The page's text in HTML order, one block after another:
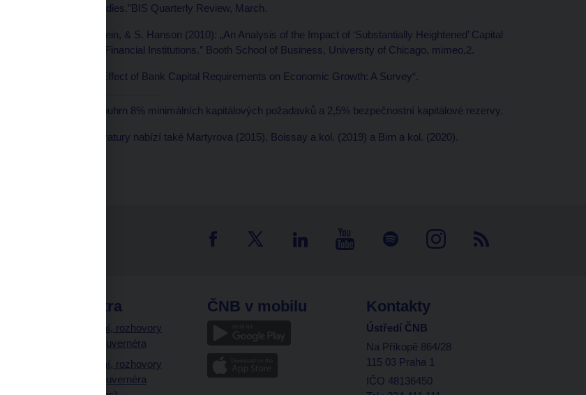
Online Repository of Studies.”BIS Quarterly Review, March.
Kashyap, A. K., J. C. Stein, & S. Hanson (2010): „An Analysis of the Impact of ‘Substantially Heightened’ Capital
Requirements on Large Financial Institutions.” Booth School of Business, University of Chicago, mimeo,2.
Martynova, N. (2015). „Effect of Bank Capital Requirements on Economic Growth: A Survey“.
10,5 % představuje souhrn 8% minimálních kapitálových požadavků a 2,5% bezpečnostní kapitálové rezervy.
Přehled relevantní literatury nabízí také Martyrova (2015), Boissay a kol. (2019) a Birn a kol. (2020).
ČNB extra
Vystoupení, rozhovory
a články guvernéra
Vystoupení, rozhovory
a články guvernéra
ČNB v mobilu Kontakty
Ústředí ČNB
Na Příkopě 864/28
115 03 Praha 1
IČO 48136450